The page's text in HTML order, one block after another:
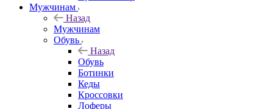
Мужчинам
Назад
Мужчинам
Обувь
Назад
Обувь
Ботинки
Кеды
Кроссовки
Лоферы